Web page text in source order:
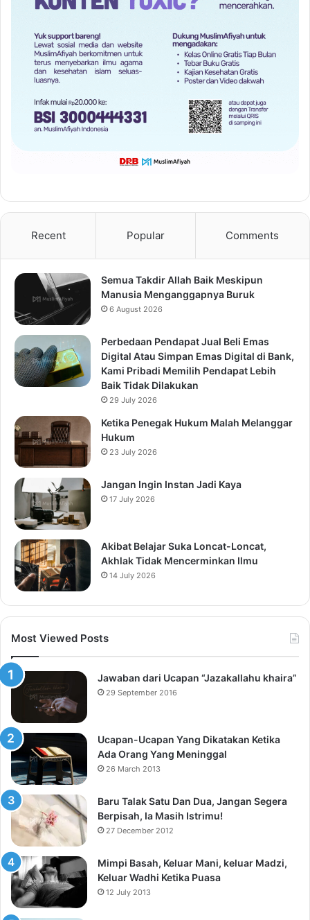
Recent Popular Comments
Semua Takdir Allah Baik Meskipun
Manusia Menganggapnya Buruk
6 August 2026
Perbedaan Pendapat Jual Beli Emas
Digital Atau Simpan Emas Digital di Bank,
Kami Pribadi Memilih Pendapat Lebih
Baik Tidak Dilakukan
29 July 2026
Ketika Penegak Hukum Malah Melanggar
Hukum
23 July 2026
Jangan Ingin Instan Jadi Kaya
17 July 2026
Akibat Belajar Suka Loncat-Loncat,
Akhlak Tidak Mencerminkan Ilmu
14 July 2026
Most Viewed Posts
Jawaban dari Ucapan “Jazakallahu khaira”
29 September 2016
Ucapan-Ucapan Yang Dikatakan Ketika
Ada Orang Yang Meninggal
26 March 2013
Baru Talak Satu Dan Dua, Jangan Segera
Berpisah, Ia Masih Istrimu!
27 December 2012
Mimpi Basah, Keluar Mani, keluar Madzi,
Keluar Wadhi Ketika Puasa
12 July 2013